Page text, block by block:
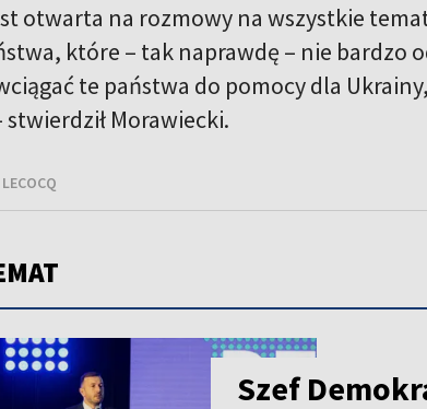
otwarta na rozmowy na wszystkie
które – tak naprawdę – nie bardzo
te państwa do pomocy dla
Morawiecki.
Szef